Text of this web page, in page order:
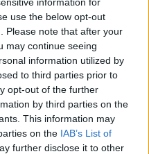
use the below opt-out
Please note that after your
may continue seeing
information utilized by
to third parties prior to
opt-out of the further
by third parties on the
This information may
on the IAB’s List of
further disclose it to other
Plus tipy ako